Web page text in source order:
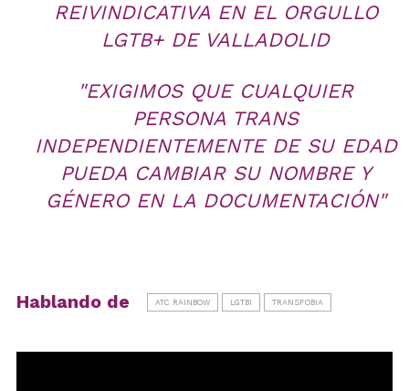
REIVINDICATIVA EN EL ORGULLO
LGTB+ DE VALLADOLID
"EXIGIMOS QUE CUALQUIER
PERSONA TRANS
INDEPENDIENTEMENTE DE SU EDAD
PUEDA CAMBIAR SU NOMBRE Y
GÉNERO EN LA DOCUMENTACIÓN"
Hablando de ATC RAINBOW LGTBI TRANSFOBIA